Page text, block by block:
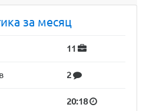
за месяц
11
2
20:18